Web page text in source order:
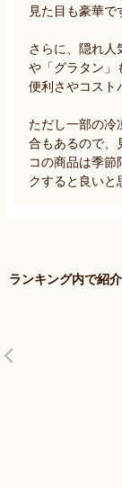
見た目も豪華で
さらに、隠れ人
や「グラタン」
便利さやコスト
ただし一部の冷
合もあるので、
コの商品は季節
クすると良いと
ランキング内で紹